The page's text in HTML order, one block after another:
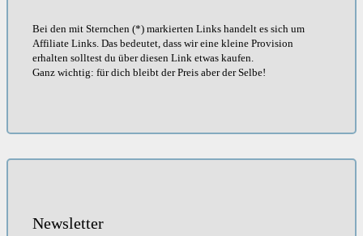
Bei den mit Sternchen (*) markierten Links handelt es sich um
Affiliate Links. Das bedeutet, dass wir eine kleine Provision
erhalten solltest du über diesen Link etwas kaufen.
Ganz wichtig: für dich bleibt der Preis aber der Selbe!
Newsletter